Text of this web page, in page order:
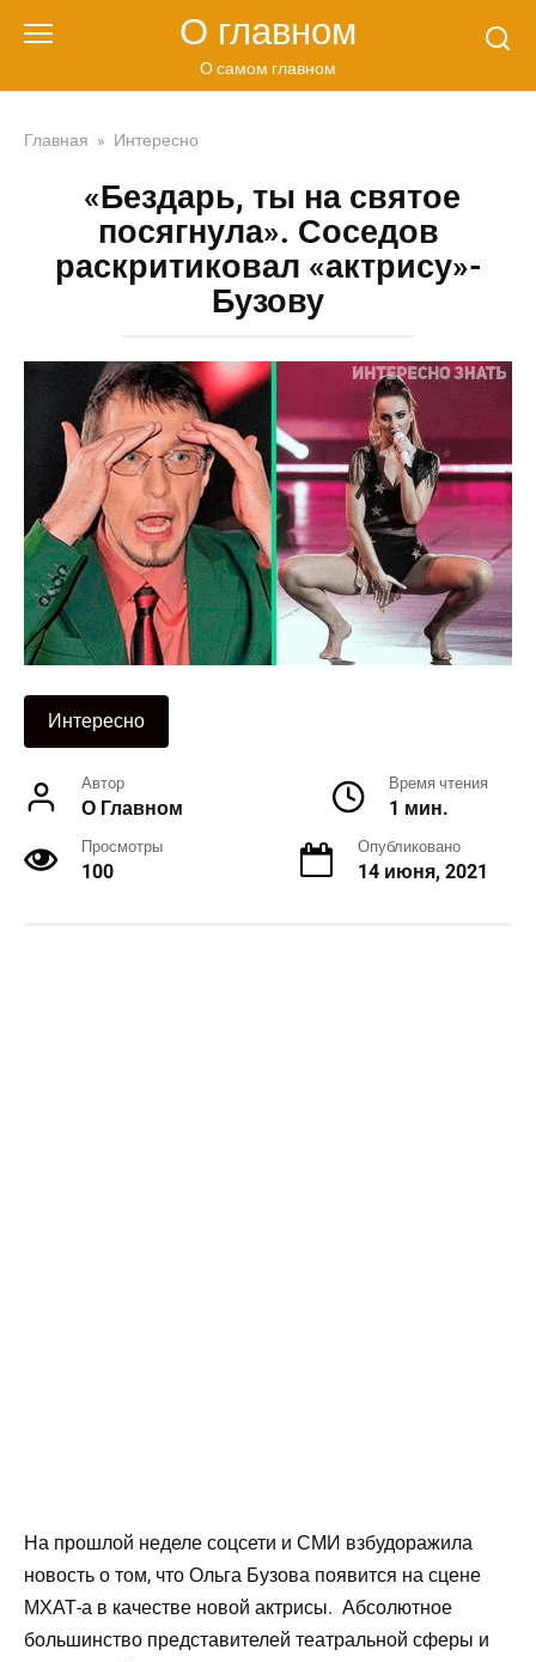
О главном
О самом главном
Главная » Интересно
«Бездарь, ты на святое
посягнула». Соседов
раскритиковал «актрису»-
Бузову
Интересно
Автор
О Главном
Время чтения
1 мин.
Просмотры
100
Опубликовано
14 июня, 2021
На прошлой неделе соцсети и СМИ взбудоражила
новость о том, что Ольга Бузова появится на сцене
МХАТ-а в качестве новой актрисы. Абсолютное
большинство представителей театральной сферы и